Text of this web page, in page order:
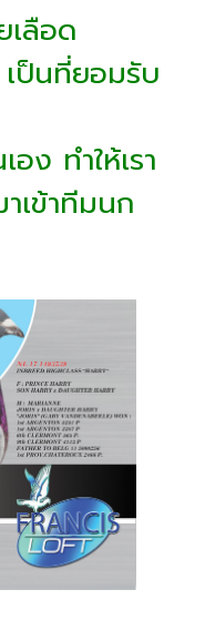
เลือด
ป็นที่ยอมรับ
ง ทำให้เรา
เข้าทีมนก